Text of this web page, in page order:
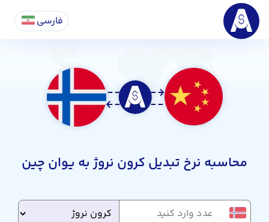
فارسی
محاسبه نرخ تبدیل کرون نروژ به یوان چین